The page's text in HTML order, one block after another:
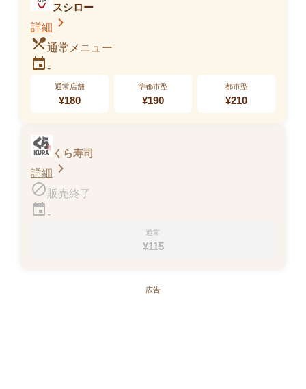
スシロー
詳細 chevron_right
restaurant_menu通常メニュー
event-
通常店舗
¥180
準都市型
¥190
都市型
¥210
数の子松前漬け
販売終了
くら寿司
詳細 chevron_right
block 販売終了
event -
通常
¥115
広告